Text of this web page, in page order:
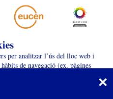
×
per analitzar l’ús del lloc web i
de navegació (ex. pàgines